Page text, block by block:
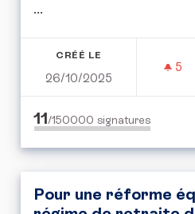
...
CRÉÉ LE
26/10/2025
5
11/150000 signatures
Pour une réforme